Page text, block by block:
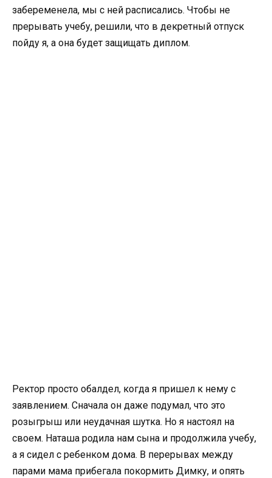
забеременела, мы с ней расписались. Чтобы не
прерывать учебу, решили, что в декретный отпуск
пойду я, а она будет защищать диплом.
Ректор просто обалдел, когда я пришел к нему с
заявлением. Сначала он даже подумал, что это
розыгрыш или неудачная шутка. Но я настоял на
своем. Наташа родила нам сына и продолжила учебу,
а я сидел с ребенком дома. В перерывах между
парами мама прибегала покормить Димку, и опять